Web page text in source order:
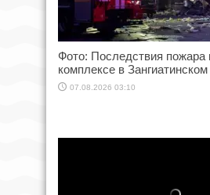
Фото: Последствия пожара
комплексе в
07.08.2026 03:10